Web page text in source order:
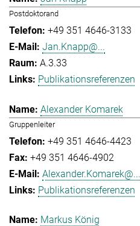
Postdoktorand
+49 351 4646-3133
Jan.Knapp@...
A.3.33
Publikationsreferenzen
Alexander Komarek
Gruppenleiter
+49 351 4646-4423
+49 351 4646-4902
Alexander.Komarek@...
Publikationsreferenzen
Markus König